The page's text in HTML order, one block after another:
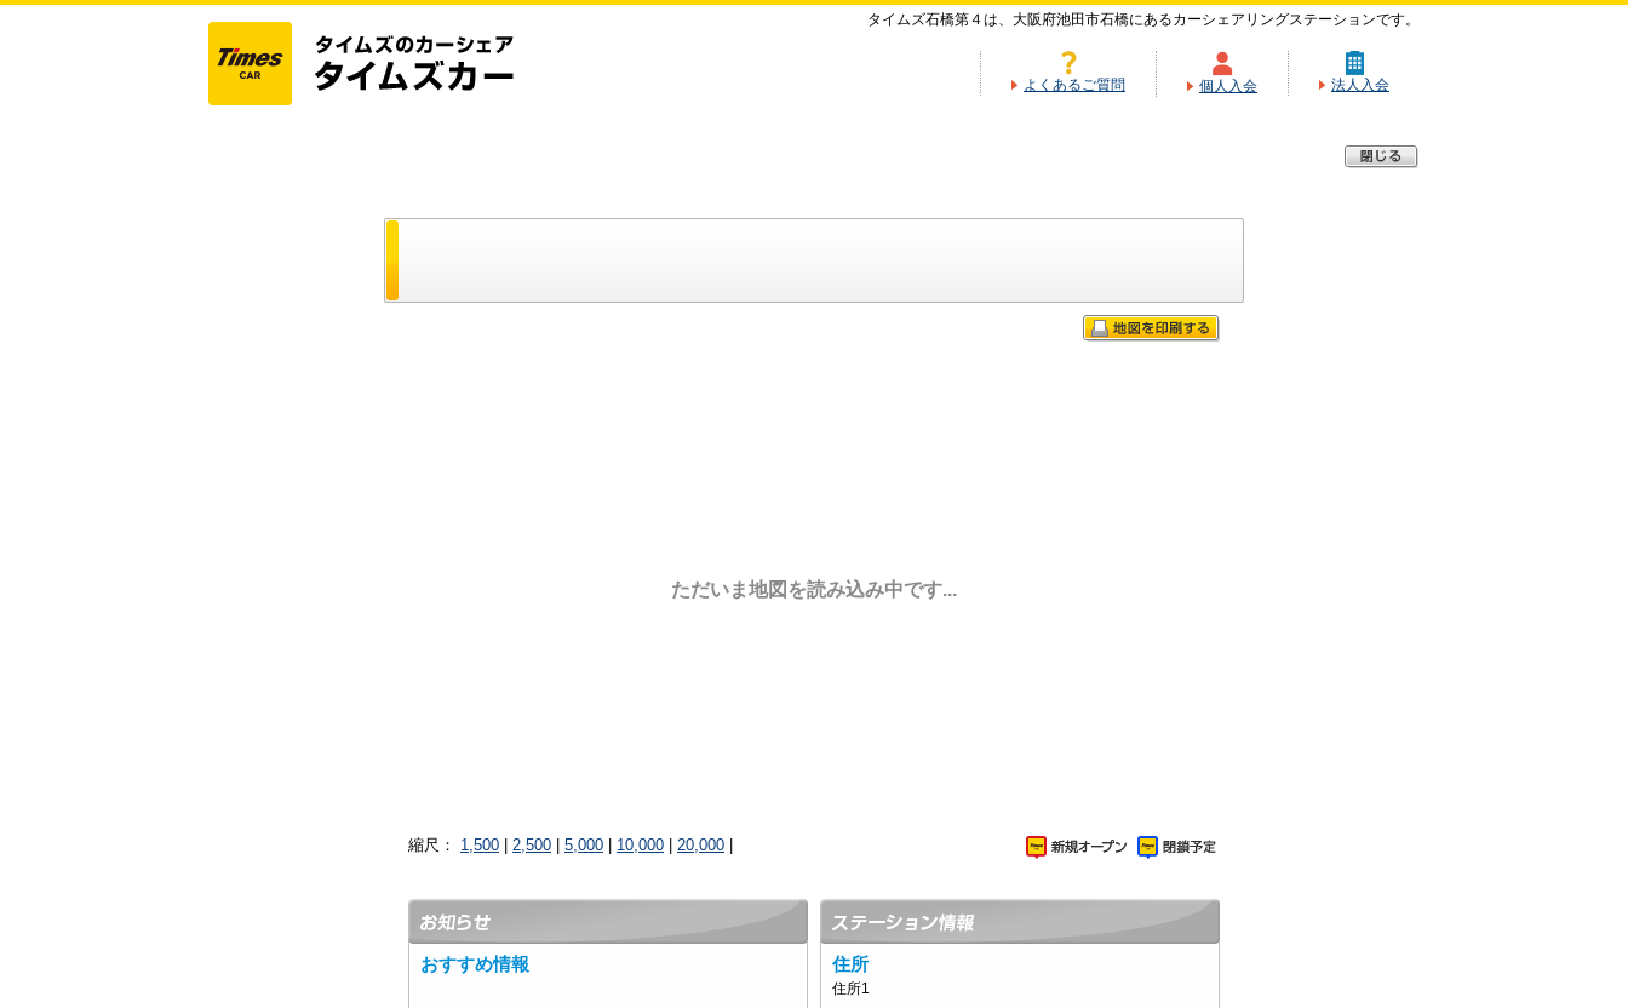
タイムズ石橋第４は、大阪府池田市石橋にあるカーシェアリングステーションです。
よくあるご質問 個人入会 法人入会
ただいま地図を読み込み中です...
縮尺： 1,500 2,500 5,000 10,000 20,000
おすすめ情報 住所
住所1